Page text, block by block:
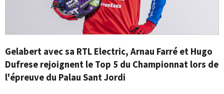
Gelabert avec sa RTL Electric, Arnau Farré et Hugo
Dufrese rejoignent le Top 5 du Championnat lors de
l'épreuve du Palau Sant Jordi